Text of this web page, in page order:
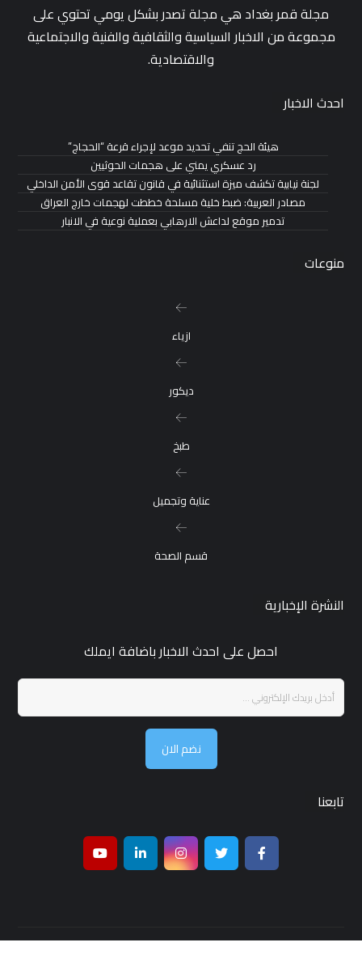
مجلة قمر بغداد هي مجلة تصدر بشكل يومي تحتوي على
مجموعة من الاخبار السياسية والثقافية والفنية والاجتماعية
والاقتصادية.
احدث الاخبار
هيئة الحج تنفي تحديد موعد لإجراء قرعة “الحجاج”
رد عسكري يمني على هجمات الحوثيين
لجنة نيابية تكشف ميزة استثنائية في قانون تقاعد قوى الأمن الداخلي
مصادر العربية: ضبط خلية مسلحة خططت لهجمات خارج العراق
تدمير موقع لداعش الارهابي بعملية نوعية في الانبار
منوعات
ازياء
ديكور
طبخ
عناية وتجميل
قسم الصحة
النشرة الإخبارية
احصل على احدث الاخبار باضافة ايملك
نضم الان
تابعنا